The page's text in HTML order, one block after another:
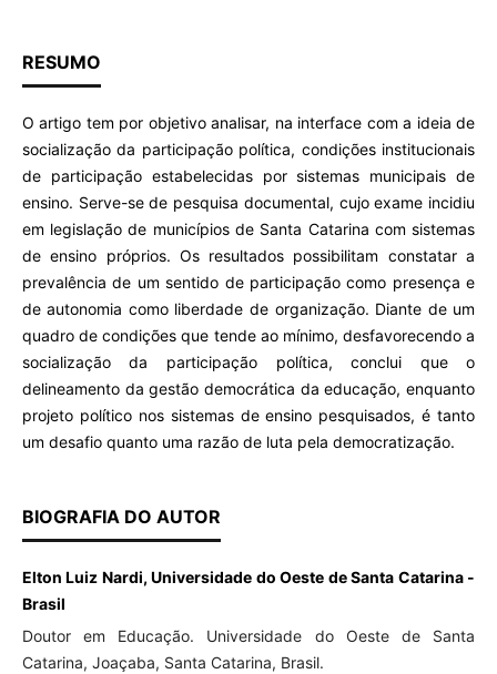
RESUMO
O artigo tem por objetivo analisar, na interface com a ideia de
socialização da participação política, condições institucionais
de participação estabelecidas por sistemas municipais de
ensino. Serve-se de pesquisa documental, cujo exame incidiu
em legislação de municípios de Santa Catarina com sistemas
de ensino próprios. Os resultados possibilitam constatar a
prevalência de um sentido de participação como presença e
de autonomia como liberdade de organização. Diante de um
quadro de condições que tende ao mínimo, desfavorecendo a
socialização da participação política, conclui que o
delineamento da gestão democrática da educação, enquanto
projeto político nos sistemas de ensino pesquisados, é tanto
um desafio quanto uma razão de luta pela democratização.
BIOGRAFIA DO AUTOR
Elton Luiz Nardi, Universidade do Oeste de Santa Catarina -
Brasil
Doutor em Educação. Universidade do Oeste de Santa
Catarina, Joaçaba, Santa Catarina, Brasil.